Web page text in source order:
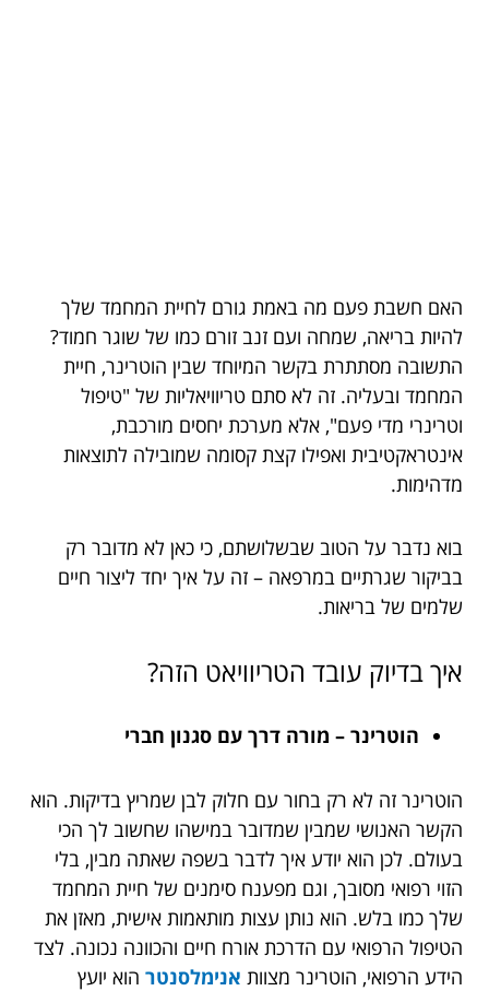
האם חשבת פעם מה באמת גורם לחיית המחמד שלך
להיות בריאה, שמחה ועם זנב זורם כמו של שוגר חמוד?
התשובה מסתתרת בקשר המיוחד שבין הוטרינר, חיית
המחמד ובעליה. זה לא סתם טריוויאליות של "טיפול
וטרינרי מדי פעם", אלא מערכת יחסים מורכבת,
אינטראקטיבית ואפילו קצת קסומה שמובילה לתוצאות
מדהימות.
בוא נדבר על הטוב שבשלושתם, כי כאן לא מדובר רק
בביקור שגרתיים במרפאה – זה על איך יחד ליצור חיים
שלמים של בריאות.
איך בדיוק עובד הטריוויאט הזה?
הוטרינר – מורה דרך עם סגנון חברי
הוטרינר זה לא רק בחור עם חלוק לבן שמריץ בדיקות. הוא
הקשר האנושי שמבין שמדובר במישהו שחשוב לך הכי
בעולם. לכן הוא יודע איך לדבר בשפה שאתה מבין, בלי
הזוי רפואי מסובך, וגם מפענח סימנים של חיית המחמד
שלך כמו בלש. הוא נותן עצות מותאמות אישית, מאזן את
הטיפול הרפואי עם הדרכת אורח חיים והכוונה נכונה. לצד
הידע הרפואי, הוטרינר מצוות אנימלסנטר הוא יועץ